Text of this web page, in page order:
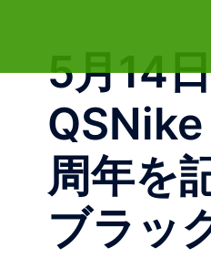
5月14
周年を
ブラッ